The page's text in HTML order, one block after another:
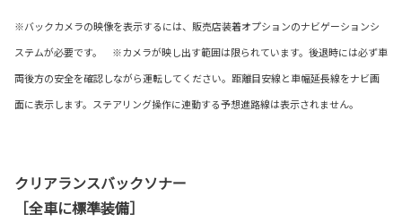
※バックカメラの映像を表示するには、販売店装着オプションのナビゲーションシ
ステムが必要です。 ※カメラが映し出す範囲は限られています。後退時には必ず車
両後方の安全を確認しながら運転してください。距離目安線と車幅延長線をナビ画
面に表示します。ステアリング操作に連動する予想進路線は表示されません。
クリアランスバックソナー
［全車に標準装備］